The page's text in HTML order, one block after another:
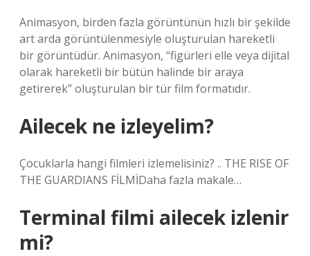
Animasyon, birden fazla görüntünün hızlı bir şekilde
art arda görüntülenmesiyle oluşturulan hareketli
bir görüntüdür. Animasyon, “figürleri elle veya dijital
olarak hareketli bir bütün halinde bir araya
getirerek” oluşturulan bir tür film formatıdır.
Ailecek ne izleyelim?
Çocuklarla hangi filmleri izlemelisiniz? .. THE RISE OF
THE GUARDIANS FİLMİDaha fazla makale…
Terminal filmi ailecek izlenir
mi?